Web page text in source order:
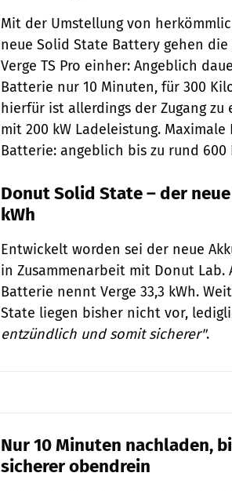
Mit der Umstellung von
neue Solid State Battery gehen
Verge TS Pro einher: Angeblich
Batterie nur 10 Minuten, für 300
hierfür ist allerdings der Zugang zu
mit 200 kW Ladeleistung.
Batterie: angeblich bis zu rund 600
Donut Solid State – der
kWh
Entwickelt worden sei der neue
in Zusammenarbeit mit Donut Lab.
Batterie nennt Verge 33,3 kWh.
State liegen bisher nicht vor,
entzündlich und somit sicherer".
Nur 10 Minuten nachladen,
sicherer obendrein